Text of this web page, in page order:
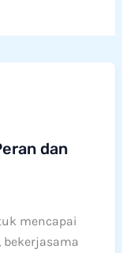
dan
mencapai